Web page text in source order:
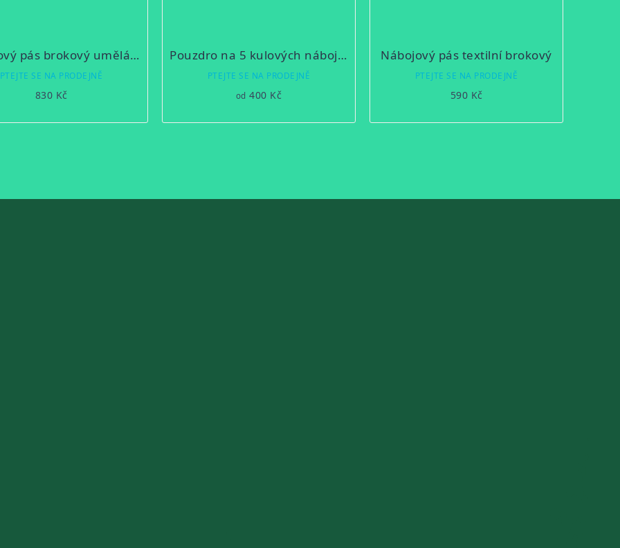
Nábojový pás brokový umělá kůže
PTEJTE SE NA PRODEJNĚ
830 Kč
Pouzdro na 5 kulových nábojů - uzavřené
PTEJTE SE NA PRODEJNĚ
od 400 Kč
Nábojový pás textilní brokový
PTEJTE SE NA PRODEJNĚ
590 Kč